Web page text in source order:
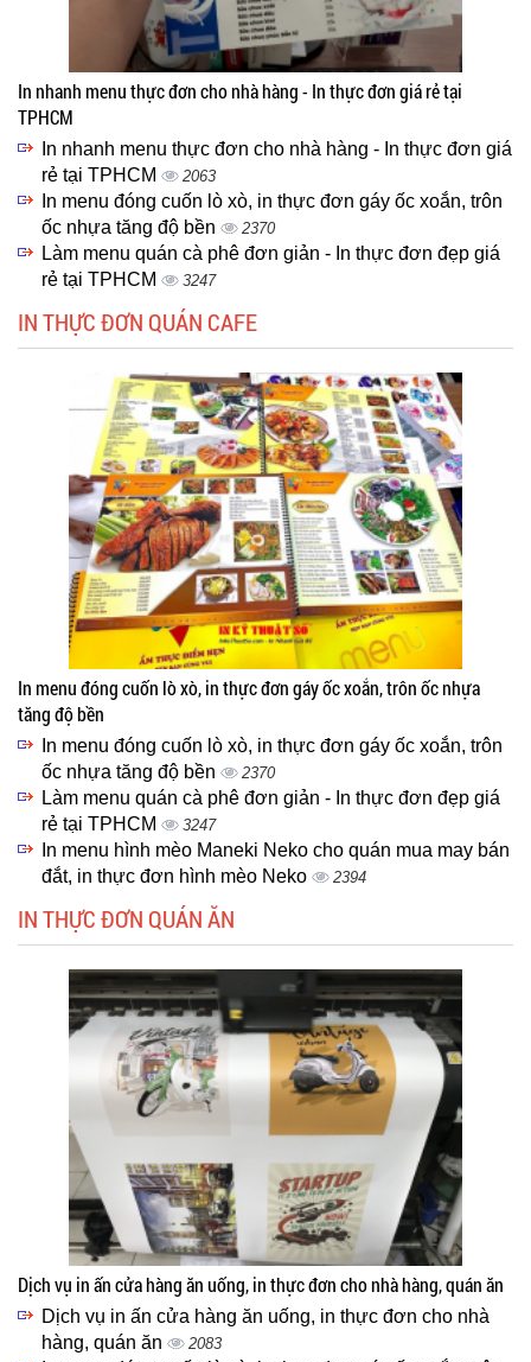
In nhanh menu thực đơn cho nhà hàng - In thực đơn giá rẻ tại
TPHCM
In nhanh menu thực đơn cho nhà hàng - In thực đơn giá
rẻ tại TPHCM
2063
In menu đóng cuốn lò xò, in thực đơn gáy ốc xoắn, trôn
ốc nhựa tăng độ bền
2370
Làm menu quán cà phê đơn giản - In thực đơn đẹp giá
rẻ tại TPHCM
3247
IN THỰC ĐƠN QUÁN CAFE
In menu đóng cuốn lò xò, in thực đơn gáy ốc xoắn, trôn ốc nhựa
tăng độ bền
In menu đóng cuốn lò xò, in thực đơn gáy ốc xoắn, trôn
ốc nhựa tăng độ bền
2370
Làm menu quán cà phê đơn giản - In thực đơn đẹp giá
rẻ tại TPHCM
3247
In menu hình mèo Maneki Neko cho quán mua may bán
đắt, in thực đơn hình mèo Neko
2394
IN THỰC ĐƠN QUÁN ĂN
Dịch vụ in ấn cửa hàng ăn uống, in thực đơn cho nhà hàng, quán ăn
Dịch vụ in ấn cửa hàng ăn uống, in thực đơn cho nhà
hàng, quán ăn
2083